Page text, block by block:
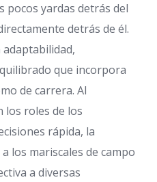
pocos yardas detrás del
detrás de él.
que incorpora
de carrera. Al
los roles de los
rápida, la
los mariscales de campo
a diversas